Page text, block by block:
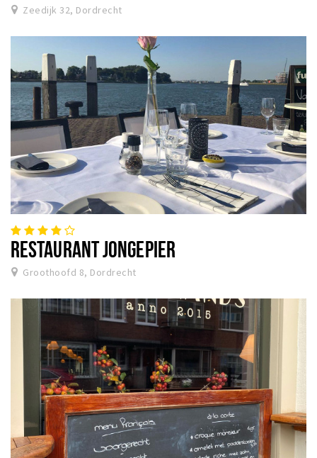
Zeedijk 32, Dordrecht
RESTAURANT JONGEPIER
Groothoofd 8, Dordrecht